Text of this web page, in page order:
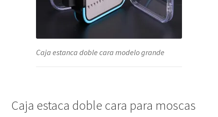
Caja estanca doble cara modelo grande
Caja estaca doble cara para moscas